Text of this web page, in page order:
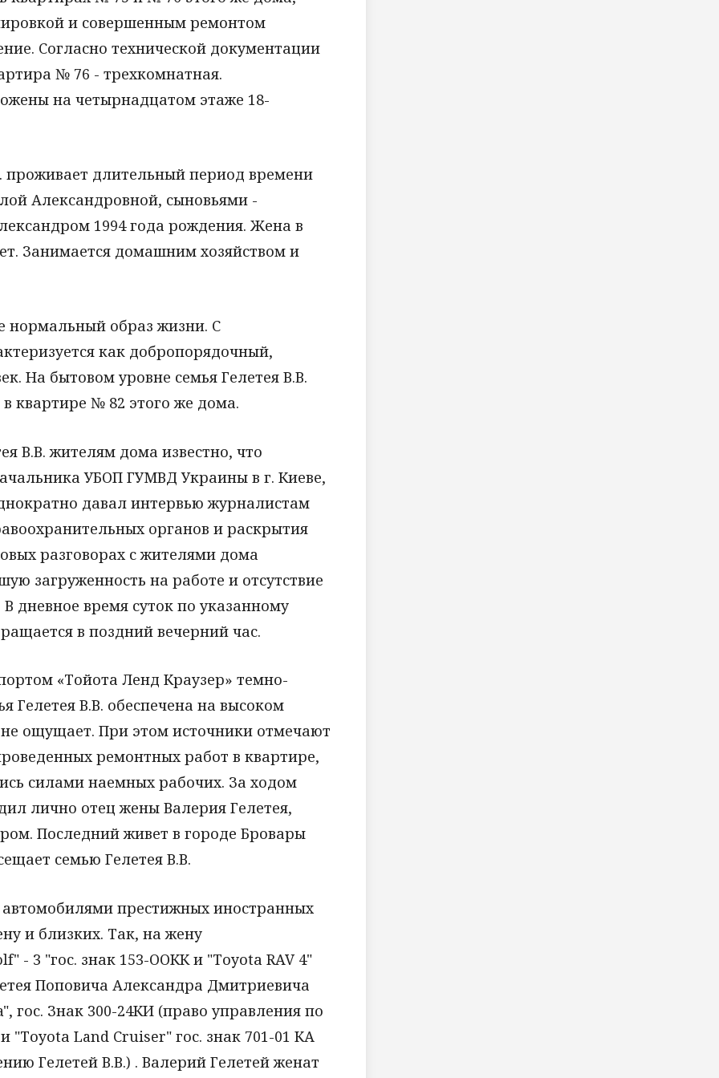
и совершенным ремонтом
Согласно технической документации
№ 76 - трехкомнатная.
на четырнадцатом этаже 18-
проживает длительный период времени
Александровной, сыновьями -
1994 года рождения. Жена в
Занимается домашним хозяйством и
нормальный образ жизни. С
как добропорядочный,
На бытовом уровне семья Гелетея В.В.
квартире № 82 этого же дома.
В.В. жителям дома известно, что
УБОП ГУМВД Украины в г. Киеве,
давал интервью журналистам
органов и раскрытия
разговорах с жителями дома
загруженность на работе и отсутствие
дневное время суток по указанному
в поздний вечерний час.
«Тойота Ленд Краузер» темно-
Гелетея В.В. обеспечена на высоком
ощущает. При этом источники отмечают
ремонтных работ в квартире,
силами наемных рабочих. За ходом
лично отец жены Валерия Гелетея,
Последний живет в городе Бровары
семью Гелетея В.В.
автомобилями престижных иностранных
и близких. Так, на жену
- 3 "гос. знак 153-ООКК и "Тоуоtа RAV 4"
Поповича Александра Дмитриевича
гос. Знак 300-24КИ (право управления по
"Тоуоtа Land Cruiser" гос. знак 701-01 КА
Гелетей В.В.) . Валерий Гелетей женат